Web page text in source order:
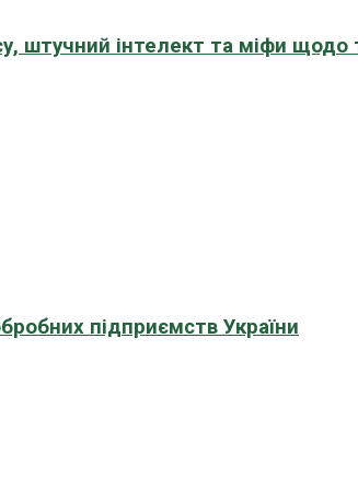
штучний інтелект та міфи щодо
підприємств України